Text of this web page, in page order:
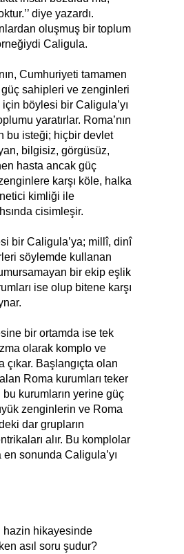
diye yazardı.
oluşmuş bir toplum
Caligula.
Cumhuriyeti tamamen
güç sahipleri ve zenginleri
böylesi bir Caligula’yı
yaratırlar. Roma’nın
bu isteği; hiçbir devlet
bilgisiz, görgüsüz,
hasta ancak güç
karşı köle, halka
kimliği ile
cisimleşir.
bir Caligula’ya; millî, dinî
söylemde kullanan
bir ekip eşlik
ise olup bitene karşı
bir ortamda ise tek
olarak komplo ve
çıkar. Başlangıçta olan
Roma kurumları teker
kurumların yerine güç
zenginlerin ve Roma
dar grupların
alır. Bu komplolar
sonunda Caligula’yı
hazin hikayesinde
asıl soru şudur?